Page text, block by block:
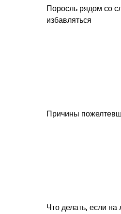
Поросль рядом со
избавляться
Причины
Что делать, если на